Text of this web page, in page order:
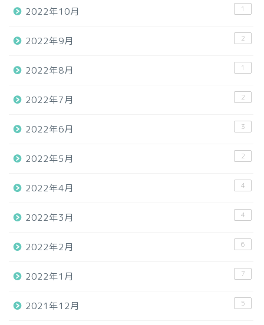
2022年10月 1
2022年9月 2
2022年8月 1
2022年7月 2
2022年6月 3
2022年5月 2
2022年4月 4
2022年3月 4
2022年2月 6
2022年1月 7
2021年12月 5